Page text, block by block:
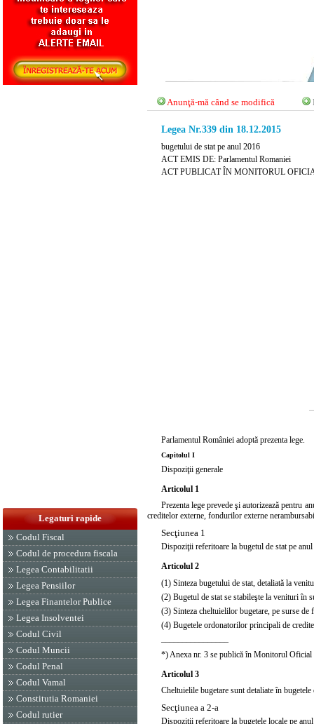
Legaturi rapide
Codul Fiscal
Codul de procedura fiscala
Legea Contabilitatii
Legea Pensiilor
Legea Finantelor Publice
Legea Insolventei
Codul Civil
Codul Muncii
Codul Penal
Codul Vamal
Constitutia Romaniei
Codul rutier
Anunţă-mă când se modifică
Legea Nr.339 din 18.12.2015
bugetului de stat pe anul 2016
ACT EMIS DE: Parlamentul Romaniei
ACT PUBLICAT ÎN MONITORUL
Parlamentul României adoptă prezenta lege.
Capitolul I
Dispoziţii generale
Articolul 1
Prezenta lege prevede şi autorizează pentru
creditelor externe, fondurilor externe
Secţiunea 1
Dispoziţii referitoare la bugetul de stat pe
Articolul 2
(1) Sinteza bugetului de stat, detaliată la
(2) Bugetul de stat se stabileşte la venituri în
(3) Sinteza cheltuielilor bugetare, pe surse de
(4) Bugetele ordonatorilor principali de
*) Anexa nr. 3 se publică în Monitorul Oficial
Articolul 3
Cheltuielile bugetare sunt detaliate în
Secţiunea a 2-a
Dispoziţii referitoare la bugetele locale pe